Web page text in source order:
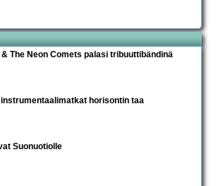
The Neon Comets palasi tribuuttibändinä
horisontin taa
Suonuotiolle